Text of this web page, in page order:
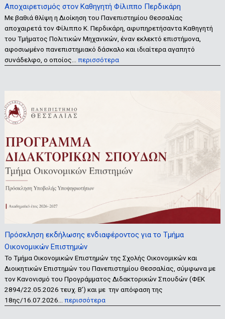
Αποχαιρετισμός στον Καθηγητή Φίλιππο Περδικάρη
Με βαθιά θλίψη η Διοίκηση του Πανεπιστημίου Θεσσαλίας
αποχαιρετά τον Φίλιππο Κ. Περδικάρη, αφυπηρετήσαντα Καθηγητή
του Τμήματος Πολιτικών Μηχανικών, έναν εκλεκτό επιστήμονα,
αφοσιωμένο πανεπιστημιακό δάσκαλο και ιδιαίτερα αγαπητό
συνάδελφο, ο οποίος… περισσότερα
Πρόσκληση εκδήλωσης ενδιαφέροντος για το Τμήμα
Οικονομικών Επιστημών
Το Τμήμα Οικονομικών Επιστημών της Σχολής Οικονομικών και
Διοικητικών Επιστημών του Πανεπιστημίου Θεσσαλίας, σύμφωνα με
τον Κανονισμό του Προγράμματος Διδακτορικών Σπουδών (ΦΕΚ
2894/22.05.2026 τευχ. Β’) και με την απόφαση της
18ης/16.07.2026… περισσότερα